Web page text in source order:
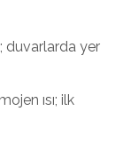
duvarlarda yer
ısı; ilk